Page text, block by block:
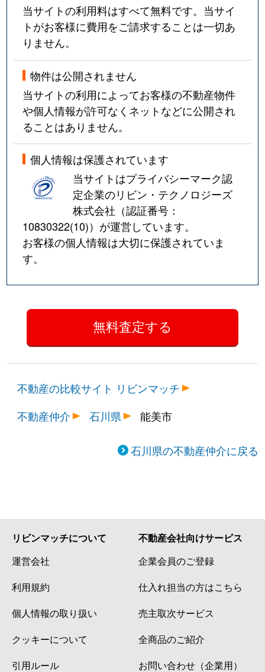
当サイトの利用料はすべて無料です。当サイ
トがお客様に費用をご請求することは一切あ
りません。
物件は公開されません
当サイトの利用によってお客様の不動産物件
や個人情報が許可なくネットなどに公開され
ることはありません。
個人情報は保護されています
当サイトはプライバシーマーク認
定企業のリビン・テクノロジーズ
株式会社（認証番号：
10830322(10)）が運営しています。
お客様の個人情報は大切に保護されていま
す。
不動産の比較サイト リビンマッチ
不動産仲介
石川県 能美市
石川県の不動産仲介に戻る
リビンマッチについて
運営会社
利用規約
個人情報の取り扱い
クッキーについて
引用ルール
不動産会社向けサービス
企業会員のご登録
仕入れ担当の方はこちら
売主取次サービス
全商品のご紹介
お問い合わせ（企業用）